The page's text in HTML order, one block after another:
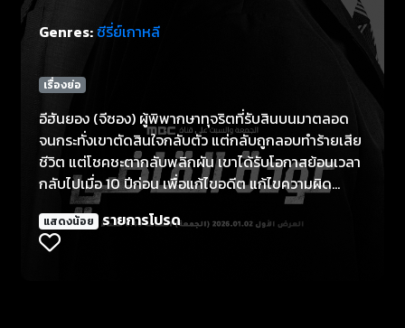
Genres: ซีรี่ย์เกาหลี
เรื่องย่อ
อีฮันยอง (จีซอง) ผู้พิพากษาทุจริตที่รับสินบนมาตลอด
จนกระทั่งเขาตัดสินใจกลับตัว แต่กลับถูกลอบทำร้ายเสีย
ชีวิต แต่โชคชะตากลับพลิกผัน เขาได้รับโอกาสย้อนเวลา
กลับไปเมื่อ 10 ปีก่อน เพื่อแก้ไขอดีต แก้ไขความผิด
พลาด และพิพากษาเหล่าคนชั่วที่กฎหมายทำอะไรไม่ได้
แสดงน้อย รายการโปรด